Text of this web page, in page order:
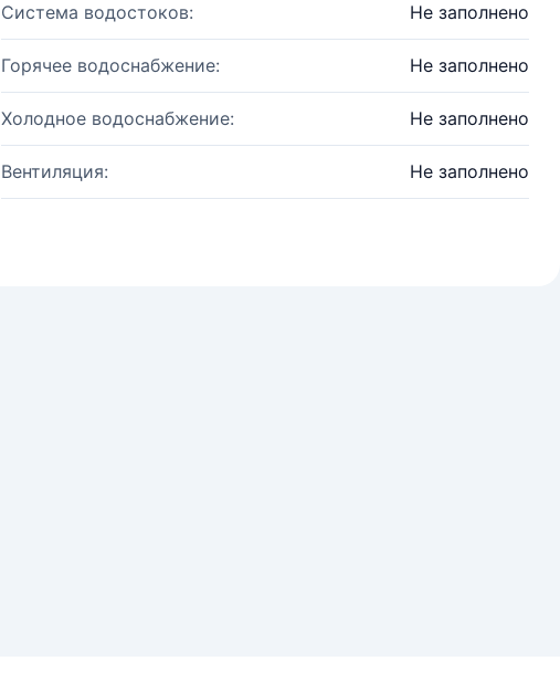
Система водостоков: Не заполнено
Горячее водоснабжение: Не заполнено
Холодное водоснабжение: Не заполнено
Вентиляция: Не заполнено